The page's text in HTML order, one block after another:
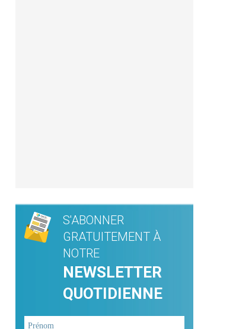
S'ABONNER
GRATUITEMENT À
NOTRE
NEWSLETTER
QUOTIDIENNE